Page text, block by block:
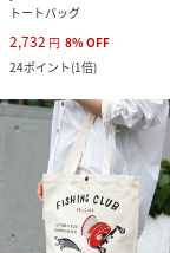
トートバッグ
2,732 円 8%OFF
24ポイント(1倍)